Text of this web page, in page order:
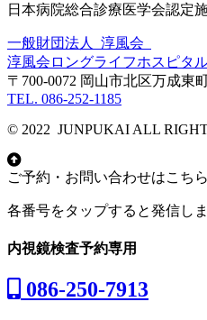
日本病院総合診療医学会認定
一般財団法人 淳風会
淳風会ロングライフホスピタ
〒700-0072 岡山市北区万成東
TEL. 086-252-1185
© 2022 JUNPUKAI ALL
ご予約・お問い合わせはこち
各番号をタップすると発信しま
内視鏡検査予約専用
086-250-7913